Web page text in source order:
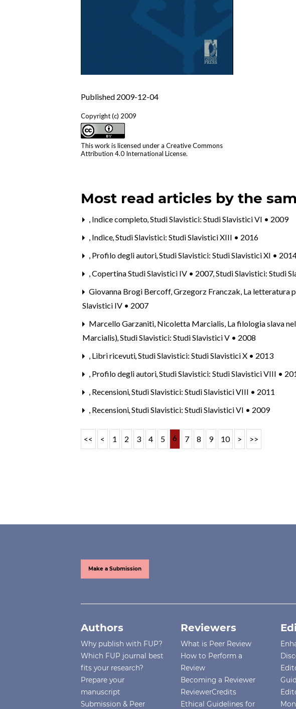
Published 2009-12-04
Copyright (c) 2009
This work is licensed under aCreative Commons
Attribution 4.0 International License.
Most read articles by the
, Indice completo,Studi Slavistici: Studi Slavistici VI • 2009
, Indice,Studi Slavistici: Studi Slavistici XIII • 2016
, Profilo degli autori,Studi Slavistici: Studi Slavistici XI •
,Copertina Studi Slavistici IV • 2007,Studi Slavistici: Studi
Giovanna Brogi Bercoff, Grzegorz Franczak, La letteratura
Slavistici IV • 2007
Marcello Garzaniti, Nicoletta Marcialis, La filologia slava
Marcialis),Studi Slavistici: Studi Slavistici V • 2008
, Libri ricevuti,Studi Slavistici: Studi Slavistici X • 2013
, Profilo degli autori,Studi Slavistici: Studi Slavistici VIII •
, Recensioni,Studi Slavistici: Studi Slavistici VIII • 2011
, Recensioni,Studi Slavistici: Studi Slavistici VI • 2009
<< < 1 2 3 4 5 6 7 8 9 10 > >>
Make a Submission
Authors
Why publish with FUP?
Which FUP journal best
fits your research?
Prepare your
manuscript
Submission & Peer
Reviewers
What is Peer Review
How to Perform a
Review
Becoming a Reviewer
ReviewerCredits
Ethical Guidelines for